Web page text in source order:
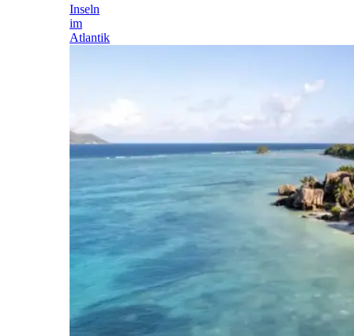
Inseln
im
Atlantik